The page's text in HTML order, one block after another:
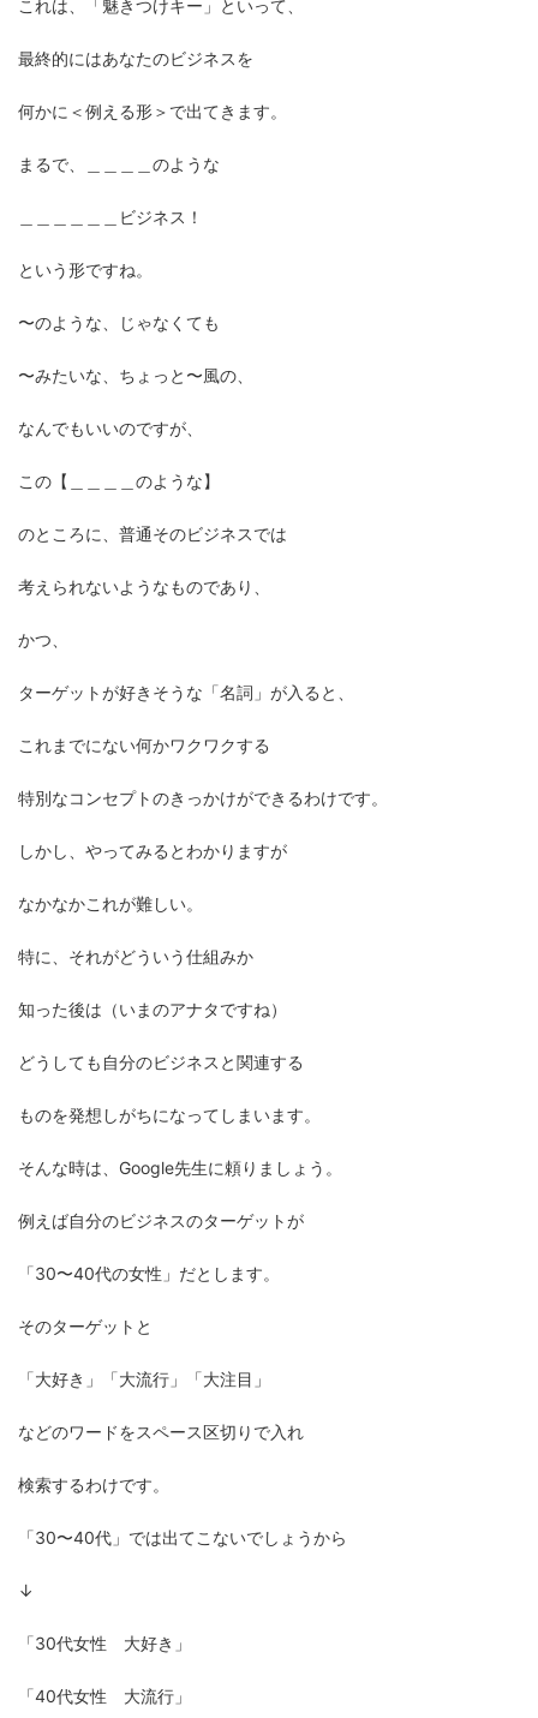
これは、「魅きつけキー」といって、
最終的にはあなたのビジネスを
何かに＜例える形＞で出てきます。
まるで、＿＿＿＿のような
＿＿＿＿＿＿ビジネス！
という形ですね。
〜のような、じゃなくても
〜みたいな、ちょっと〜風の、
なんでもいいのですが、
この【＿＿＿＿のような】
のところに、普通そのビジネスでは
考えられないようなものであり、
かつ、
ターゲットが好きそうな「名詞」が入ると、
これまでにない何かワクワクする
特別なコンセプトのきっかけができるわけです。
しかし、やってみるとわかりますが
なかなかこれが難しい。
特に、それがどういう仕組みか
知った後は（いまのアナタですね）
どうしても自分のビジネスと関連する
ものを発想しがちになってしまいます。
そんな時は、Google先生に頼りましょう。
例えば自分のビジネスのターゲットが
「30〜40代の女性」だとします。
そのターゲットと
「大好き」「大流行」「大注目」
などのワードをスペース区切りで入れ
検索するわけです。
「30〜40代」では出てこないでしょうから
↓
「30代女性 大好き」
「40代女性 大流行」